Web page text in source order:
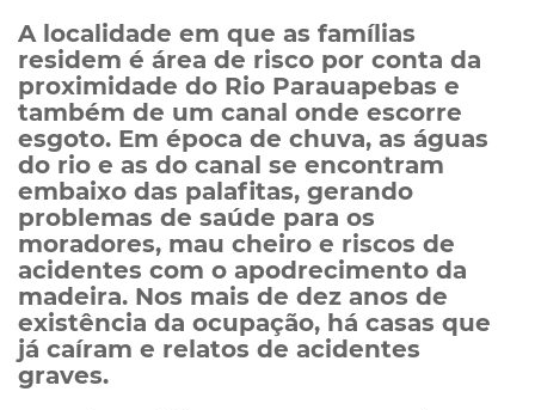
A localidade em que as famílias
residem é área de risco por conta da
proximidade do Rio Parauapebas e
também de um canal onde escorre
esgoto. Em época de chuva, as águas
do rio e as do canal se encontram
embaixo das palafitas, gerando
problemas de saúde para os
moradores, mau cheiro e riscos de
acidentes com o apodrecimento da
madeira. Nos mais de dez anos de
existência da ocupação, há casas que
já caíram e relatos de acidentes
graves.